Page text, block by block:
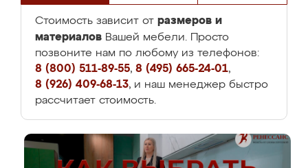
Стоимость зависит от размеров и
материалов Вашей мебели. Просто
позвоните нам по любому из телефонов:
8 (800) 511-89-55, 8 (495) 665-24-01,
8 (926) 409-68-13, и наш менеджер быстро
рассчитает стоимость.